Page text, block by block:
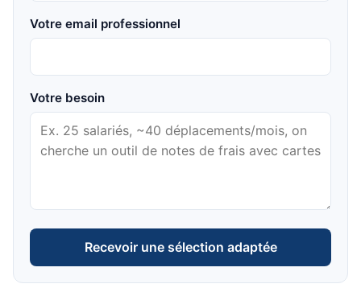
Votre email professionnel
Votre besoin
Recevoir une sélection adaptée